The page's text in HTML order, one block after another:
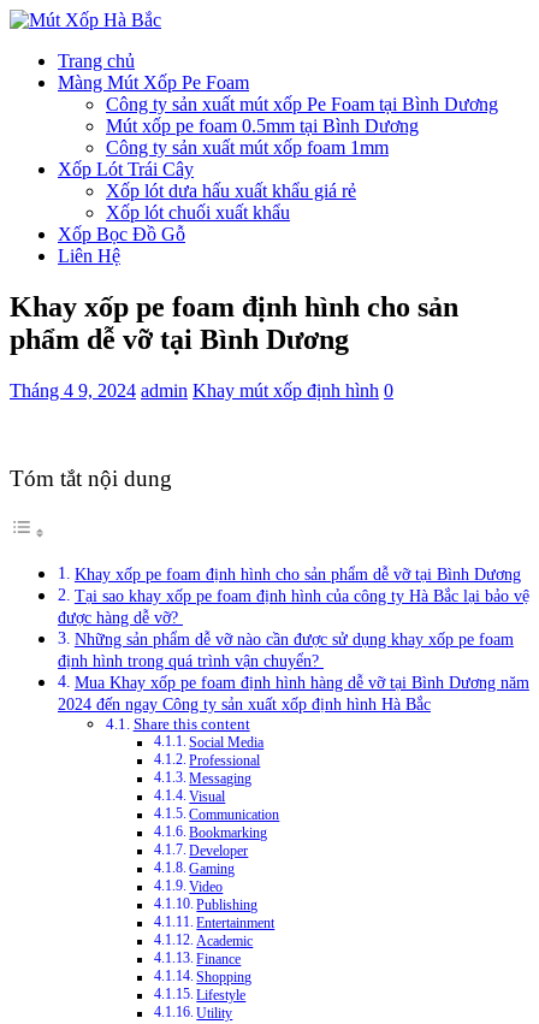
Trang chủ
Màng Mút Xốp Pe Foam
Công ty sản xuất mút xốp Pe Foam tại Bình Dương
Mút xốp pe foam 0.5mm tại Bình Dương
Công ty sản xuất mút xốp foam 1mm
Xốp Lót Trái Cây
Xốp lót dưa hấu xuất khẩu giá rẻ
Xốp lót chuối xuất khẩu
Xốp Bọc Đồ Gỗ
Liên Hệ
Khay xốp pe foam định hình cho sản
phẩm dễ vỡ tại Bình Dương
Tháng 4 9, 2024 admin Khay mút xốp định hình 0
Tóm tắt nội dung
Khay xốp pe foam định hình cho sản phẩm dễ vỡ tại Bình Dương
Tại sao khay xốp pe foam định hình của công ty Hà Bắc lại bảo vệ
được hàng dễ vỡ?
Những sản phẩm dễ vỡ nào cần được sử dụng khay xốp pe foam
định hình trong quá trình vận chuyển?
Mua Khay xốp pe foam định hình hàng dễ vỡ tại Bình Dương năm
2024 đến ngay Công ty sản xuất xốp định hình Hà Bắc
Share this content
Social Media
Professional
Messaging
Visual
Communication
Bookmarking
Developer
Gaming
Video
Publishing
Entertainment
Academic
Finance
Shopping
Lifestyle
Utility